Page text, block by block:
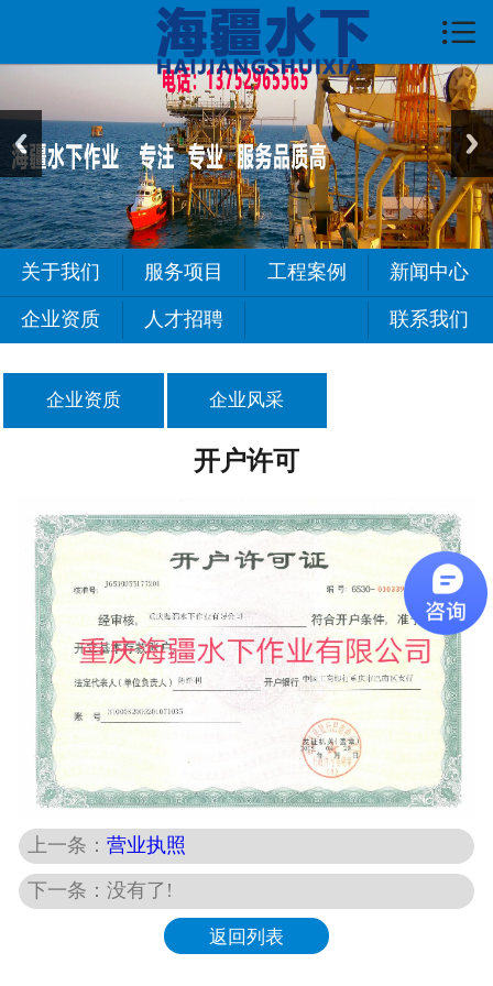
首页
关于我们
服务项目
新闻中心
工程案例
常见问题

关于我们 服务项目 工程案例 新闻中心
企业资质 人才招聘 联系我们
企业资质 企业风采
开户许可
上一条：营业执照
下一条：没有了!
返回列表